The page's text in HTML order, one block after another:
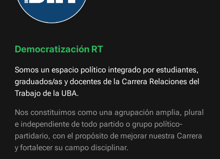
Democratización RT
Somos un espacio político integrado por estudiantes,
graduados/as y docentes de la Carrera Relaciones del
Trabajo de la UBA.
Nos constituimos como una agrupación amplia, plural
e independiente de todo partido o grupo político-
partidario, con el propósito de mejorar nuestra Carrera
y fortalecer su campo disciplinar.